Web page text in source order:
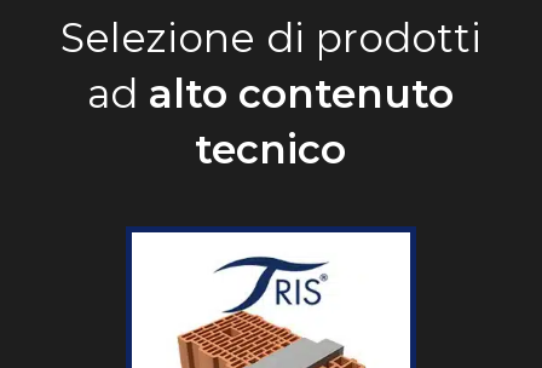
Selezione di prodotti
ad alto contenuto
tecnico